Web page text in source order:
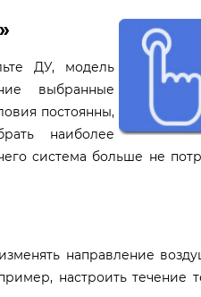
ДУ, модель
выбранные
постоянны,
наиболее
система больше не
направление
настроить течение